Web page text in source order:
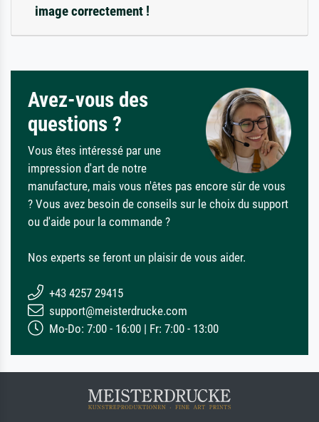
image correctement !
Avez-vous des
questions ?
Vous êtes intéressé par une
impression d'art de notre
manufacture, mais vous n'êtes pas encore sûr de vous
? Vous avez besoin de conseils sur le choix du support
ou d'aide pour la commande ?
Nos experts se feront un plaisir de vous aider.
+43 4257 29415
support@meisterdrucke.com
Mo-Do: 7:00 - 16:00 | Fr: 7:00 - 13:00